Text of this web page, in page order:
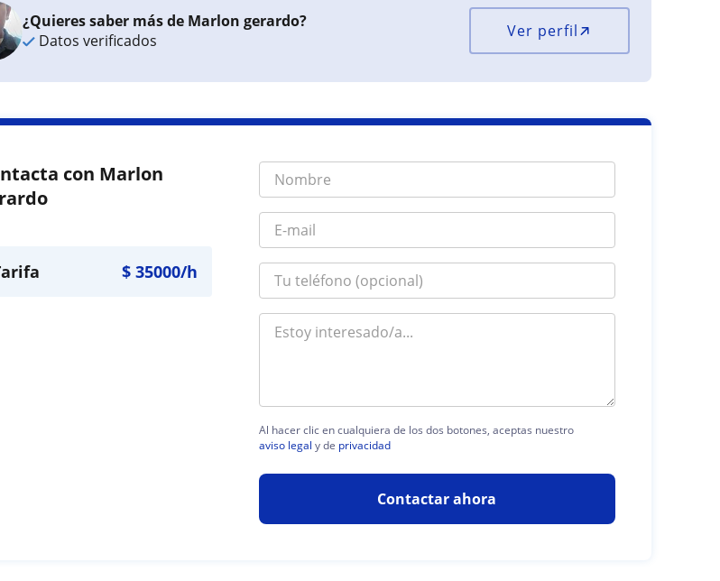
¿Quieres saber más de Marlon gerardo?
Datos verificados
Ver perfil
con Marlon
$35000/h
Al hacer clic en cualquiera de los dos botones, aceptas nuestro
aviso legal y de privacidad
Contactar ahora